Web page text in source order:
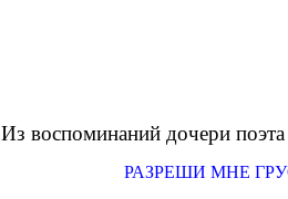
Из воспоминаний дочери
РАЗРЕШИ МНЕ